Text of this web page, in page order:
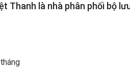
Thanh là nhà phân phối bộ